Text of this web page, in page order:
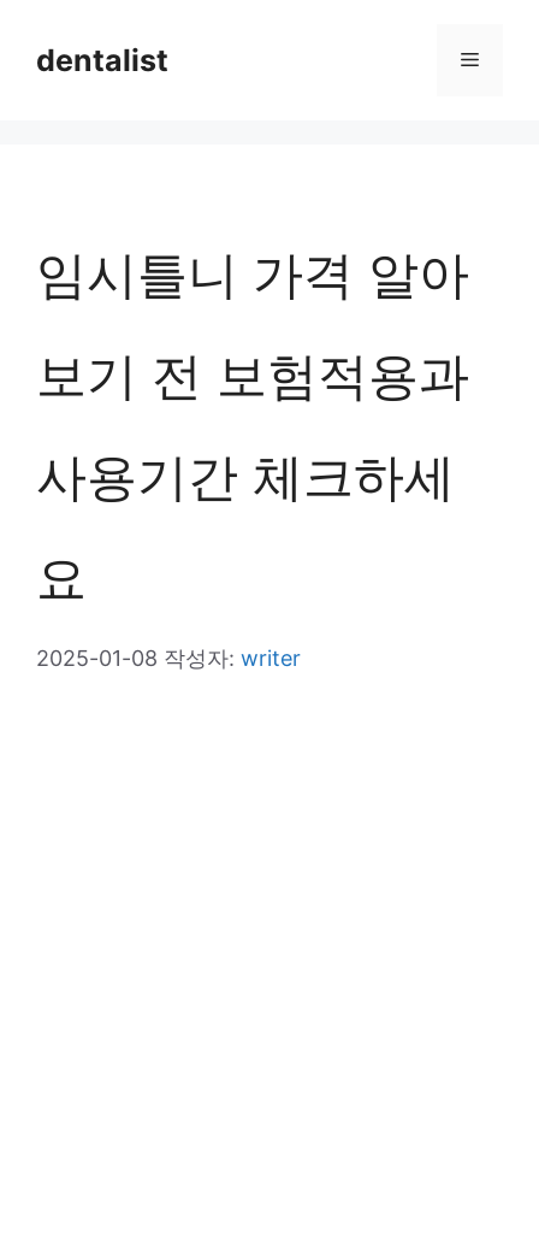
dentalist 메
임시틀니 가격 알아
보기 전 보험적용과
사용기간 체크하세
요
2025-01-08 작성자: writer